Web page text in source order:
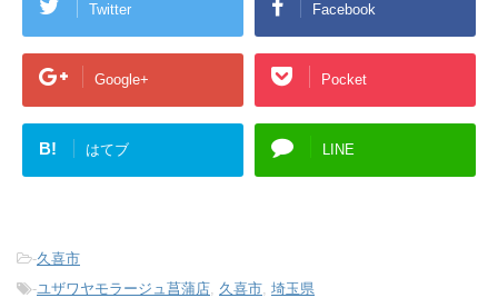
Twitter Facebook
Google+ Pocket
B! はてブ LINE
-久喜市
-ユザワヤモラージュ菖蒲店 久喜市 埼玉県